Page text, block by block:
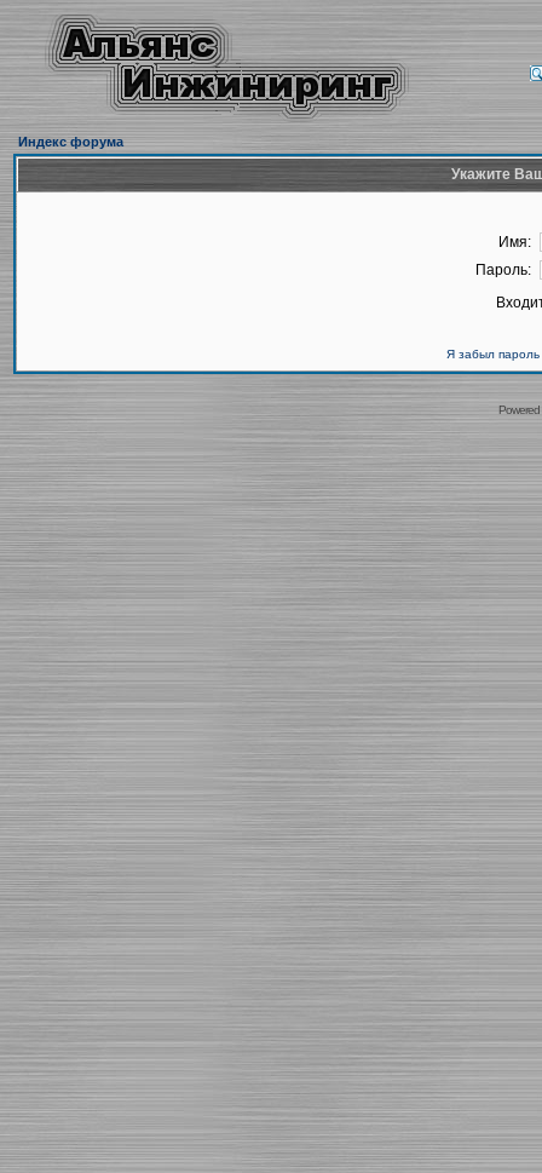
Индекс форума
Укажите
Имя:
Пароль:
Я забыл пароль